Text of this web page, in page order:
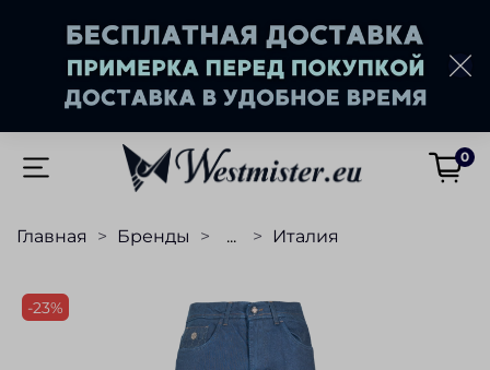
0
Главная Бренды ... Италия
-23%